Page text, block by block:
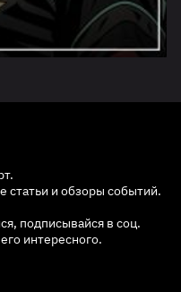
статьи и обзоры событий.
подписывайся в соц.
интересного.